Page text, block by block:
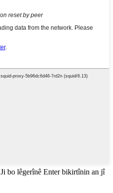
Ji bo lêgerînê Enter bikirtînin an jî